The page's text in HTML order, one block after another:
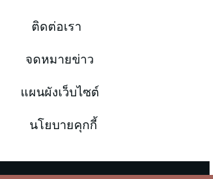
ติดต่อเรา
จดหมายข่าว
แผนผังเว็บไซต์
นโยบายคุกกี้